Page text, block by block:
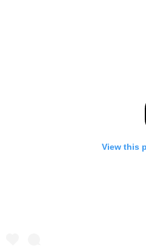
View this